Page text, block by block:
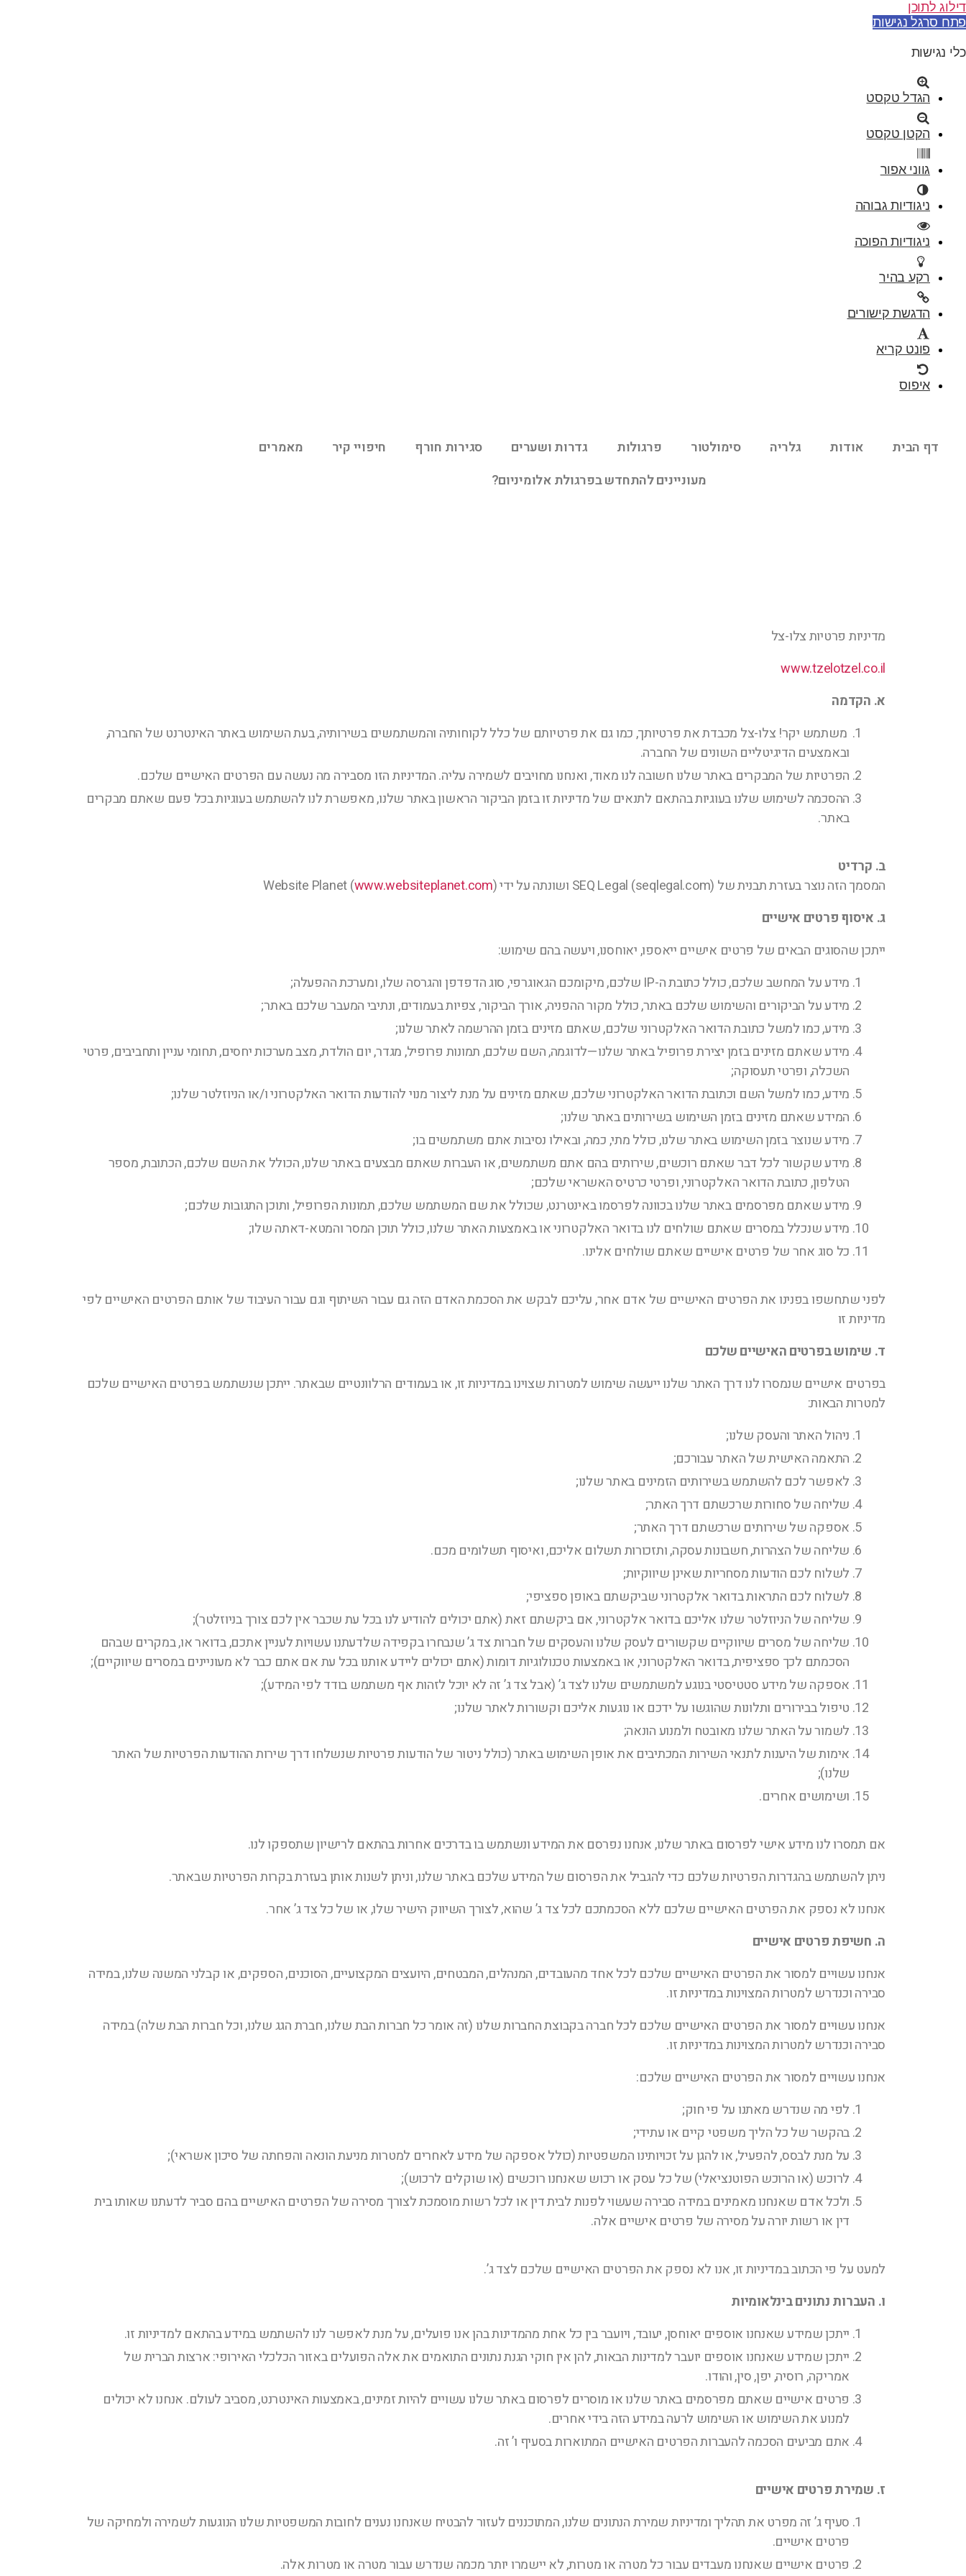
דילוג לתוכן
פתח סרגל נגישות
כלי נגישות
הגדל טקסט
הקטן טקסט
גווני אפור
ניגודיות גבוהה
ניגודיות הפוכה
רקע בהיר
הדגשת קישורים
פונט קריא
איפוס
דף הבית אודות גלריה סימולטור פרגולות גדרות ושערים סגירות חורף חיפויי קיר
מאמרים
מעוניינים להתחדש בפרגולת אלומיניום?
מדיניות פרטיות צלו-צל
www.tzelotzel.co.il
א. הקדמה
משתמש יקר! צלו-צל מכבדת את פרטיותך, כמו גם את פרטיותם של כלל לקוחותיה והמשתמשים בשירותיה, בעת השימוש באתר האינטרנט של החברה,
ובאמצעים הדיגיטליים השונים של החברה.
הפרטיות של המבקרים באתר שלנו חשובה לנו מאוד, ואנחנו מחויבים לשמירה עליה. המדיניות הזו מסבירה מה נעשה עם הפרטים האישיים שלכם.
ההסכמה לשימוש שלנו בעוגיות בהתאם לתנאים של מדיניות זו בזמן הביקור הראשון באתר שלנו, מאפשרת לנו להשתמש בעוגיות בכל פעם שאתם מבקרים
באתר.
ב. קרדיט
המסמך הזה נוצר בעזרת תבנית של SEQ Legal (seqlegal.com) ושונתה על ידי Website Planet (
www.websiteplanet.com)
ג. איסוף פרטים אישיים
ייתכן שהסוגים הבאים של פרטים אישיים ייאספו, יאוחסנו, ויעשה בהם שימוש:
מידע על המחשב שלכם, כולל כתובת ה-IP שלכם, מיקומכם הגאוגרפי, סוג הדפדפן והגרסה שלו, ומערכת ההפעלה;
מידע על הביקורים והשימוש שלכם באתר, כולל מקור ההפניה, אורך הביקור, צפיות בעמודים, ונתיבי המעבר שלכם באתר;
מידע, כמו למשל כתובת הדואר האלקטרוני שלכם, שאתם מזינים בזמן ההרשמה לאתר שלנו;
מידע שאתם מזינים בזמן יצירת פרופיל באתר שלנו—לדוגמה, השם שלכם, תמונות פרופיל, מגדר, יום הולדת, מצב מערכות יחסים, תחומי עניין ותחביבים, פרטי
השכלה, ופרטי תעסוקה;
מידע, כמו למשל השם וכתובת הדואר האלקטרוני שלכם, שאתם מזינים על מנת ליצור מנוי להודעות הדואר האלקטרוני ו/או הניוזלטר שלנו;
המידע שאתם מזינים בזמן השימוש בשירותים באתר שלנו;
מידע שנוצר בזמן השימוש באתר שלנו, כולל מתי, כמה, ובאילו נסיבות אתם משתמשים בו;
מידע שקשור לכל דבר שאתם רוכשים, שירותים בהם אתם משתמשים, או העברות שאתם מבצעים באתר שלנו, הכולל את השם שלכם, הכתובת, מספר
הטלפון, כתובת הדואר האלקטרוני, ופרטי כרטיס האשראי שלכם;
מידע שאתם מפרסמים באתר שלנו בכוונה לפרסמו באינטרנט, שכולל את שם המשתמש שלכם, תמונות הפרופיל, ותוכן התגובות שלכם;
מידע שנכלל במסרים שאתם שולחים לנו בדואר האלקטרוני או באמצעות האתר שלנו, כולל תוכן המסר והמטא-דאתה שלו;
כל סוג אחר של פרטים אישיים שאתם שולחים אלינו.
לפני שתחשפו בפנינו את הפרטים האישיים של אדם אחר, עליכם לבקש את הסכמת האדם הזה גם עבור השיתוף וגם עבור העיבוד של אותם הפרטים האישיים לפי
מדיניות זו
ד. שימוש בפרטים האישיים שלכם
בפרטים אישיים שנמסרו לנו דרך האתר שלנו ייעשה שימוש למטרות שצוינו במדיניות זו, או בעמודים הרלוונטיים שבאתר. ייתכן שנשתמש בפרטים האישיים שלכם
למטרות הבאות:
ניהול האתר והעסק שלנו;
התאמה האישית של האתר עבורכם;
לאפשר לכם להשתמש בשירותים הזמינים באתר שלנו;
שליחה של סחורות שרכשתם דרך האתר;
אספקה של שירותים שרכשתם דרך האתר;
שליחה של הצהרות, חשבונות עסקה, ותזכורות תשלום אליכם, ואיסוף תשלומים מכם.
לשלוח לכם הודעות מסחריות שאינן שיווקיות;
לשלוח לכם התראות בדואר אלקטרוני שביקשתם באופן ספציפי;
שליחה של הניוזלטר שלנו אליכם בדואר אלקטרוני, אם ביקשתם זאת (אתם יכולים להודיע לנו בכל עת שכבר אין לכם צורך בניוזלטר);
שליחה של מסרים שיווקיים שקשורים לעסק שלנו והעסקים של חברות צד ג’ שנבחרו בקפידה שלדעתנו עשויות לעניין אתכם, בדואר או, במקרים שבהם
הסכמתם לכך ספציפית, בדואר האלקטרוני, או באמצעות טכנולוגיות דומות (אתם יכולים ליידע אותנו בכל עת אם אתם כבר לא מעוניינים במסרים שיווקיים);
אספקה של מידע סטטיסטי בנוגע למשתמשים שלנו לצד ג’ (אבל צד ג’ זה לא יוכל לזהות אף משתמש בודד לפי המידע);
טיפול בבירורים ותלונות שהוגשו על ידכם או נוגעות אליכם וקשורות לאתר שלנו;
לשמור על האתר שלנו מאובטח ולמנוע הונאה;
אימות של היענות לתנאי השירות המכתיבים את אופן השימוש באתר (כולל ניטור של הודעות פרטיות שנשלחו דרך שירות ההודעות הפרטיות של האתר
שלנו);
ושימושים אחרים.
אם תמסרו לנו מידע אישי לפרסום באתר שלנו, אנחנו נפרסם את המידע ונשתמש בו בדרכים אחרות בהתאם לרישיון שתספקו לנו.
ניתן להשתמש בהגדרות הפרטיות שלכם כדי להגביל את הפרסום של המידע שלכם באתר שלנו, וניתן לשנות אותן בעזרת בקרות הפרטיות שבאתר.
אנחנו לא נספק את הפרטים האישיים שלכם ללא הסכמתכם לכל צד ג’ שהוא, לצורך השיווק הישיר שלו, או של כל צד ג’ אחר.
ה. חשיפת פרטים אישיים
אנחנו עשויים למסור את הפרטים האישיים שלכם לכל אחד מהעובדים, המנהלים, המבטחים, היועצים המקצועיים, הסוכנים, הספקים, או קבלני המשנה שלנו, במידה
סבירה וכנדרש למטרות המצוינות במדיניות זו.
אנחנו עשויים למסור את הפרטים האישיים שלכם לכל חברה בקבוצת החברות שלנו (זה אומר כל חברות הבת שלנו, חברת הגג שלנו, וכל חברות הבת שלה) במידה
סבירה וכנדרש למטרות המצוינות במדיניות זו.
אנחנו עשויים למסור את הפרטים האישיים שלכם:
לפי מה שנדרש מאתנו על פי חוק;
בהקשר של כל הליך משפטי קיים או עתידי;
על מנת לבסס, להפעיל, או להגן על זכויותינו המשפטיות (כולל אספקה של מידע לאחרים למטרות מניעת הונאה והפחתה של סיכון אשראי);
לרוכש (או הרוכש הפוטנציאלי) של כל עסק או רכוש שאנחנו רוכשים (או שוקלים לרכוש);
ולכל אדם שאנחנו מאמינים במידה סבירה שעשוי לפנות לבית דין או לכל רשות מוסמכת לצורך מסירה של הפרטים האישיים בהם סביר לדעתנו שאותו בית
דין או רשות יורה על מסירה של פרטים אישיים אלה.
למעט על פי הכתוב במדיניות זו, אנו לא נספק את הפרטים האישיים שלכם לצד ג’.
ו. העברות נתונים בינלאומיות
ייתכן שמידע שאנחנו אוספים יאוחסן, יעובד, ויועבר בין כל אחת מהמדינות בהן אנו פועלים, על מנת לאפשר לנו להשתמש במידע בהתאם למדיניות זו.
ייתכן שמידע שאנחנו אוספים יועבר למדינות הבאות, להן אין חוקי הגנת נתונים התואמים את אלה הפועלים באזור הכלכלי האירופי: ארצות הברית של
אמריקה, רוסיה, יפן, סין, והודו.
פרטים אישיים שאתם מפרסמים באתר שלנו או מוסרים לפרסום באתר שלנו עשויים להיות זמינים, באמצעות האינטרנט, מסביב לעולם. אנחנו לא יכולים
למנוע את השימוש או השימוש לרעה במידע הזה בידי אחרים.
אתם מביעים הסכמה להעברות הפרטים האישיים המתוארות בסעיף ו’ זה.
ז. שמירת פרטים אישיים
סעיף ג’ זה מפרט את תהליך ומדיניות שמירת הנתונים שלנו, המתוכננים לעזור להבטיח שאנחנו נענים לחובות המשפטיות שלנו הנוגעות לשמירה ולמחיקה של
פרטים אישיים.
פרטים אישיים שאנחנו מעבדים עבור כל מטרה או מטרות, לא יישמרו יותר מכמה שנדרש עבור מטרה או מטרות אלה.